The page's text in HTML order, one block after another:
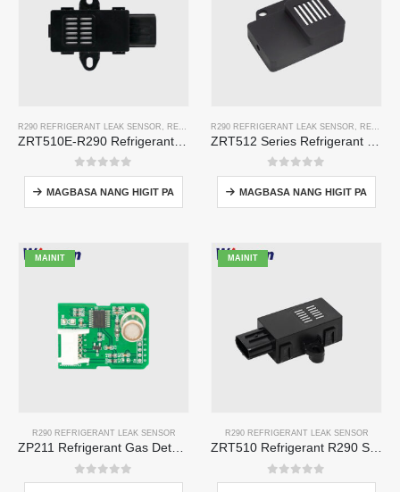
R290 REFRIGERANT LEAK SENSOR REFRIGERANT GAS SENSOR
0Sa labas ng 5
MAGBASA NANG HIGIT PA
R290 REFRIGERANT LEAK SENSOR REFRIGERANT GAS SENSOR
0Sa labas ng 5
MAGBASA NANG HIGIT PA
MAINIT
R290 REFRIGERANT LEAK SENSOR
ZP211 Refrigerant Gas Detection Module - High-Sensitivity Sensor para sa Refrigerant Leak Detection
0Sa labas ng 5
MAINIT
R290 REFRIGERANT LEAK SENSOR
ZRT510 Refrigerant R290 Sensor Module - Mataas na Pagganap NDIR Refrigerant Sensor
0Sa labas ng 5